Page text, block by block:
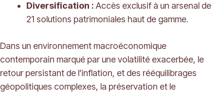
Diversification : Accès exclusif à un arsenal de
21 solutions patrimoniales haut de gamme.
Dans un environnement macroéconomique
contemporain marqué par une volatilité exacerbée, le
retour persistant de l’inflation, et des rééquilibrages
géopolitiques complexes, la préservation et le